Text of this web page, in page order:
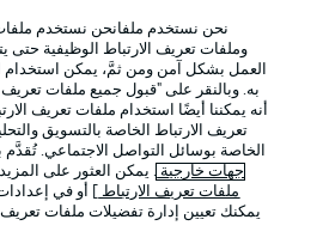
as it's meant to be
نحن نستخدم ملفانحن نستخدم
وملفات تعريف الارتباط الوظيفية حتى
العمل بشكل آمن ومن ثمَّ، يمكن استخدام
به. وبالنقر على "قبول جميع ملفات تعريف
أنه يمكننا أيضًا استخدام ملفات تعريف
تعريف الارتباط الخاصة بالتسويق
الخاصة بوسائل التواصل الاجتماعي.
جهات خارجية . يمكن العثور على
ملفات تعريف الارتباط
] أو في
يمكنك تعيين إدارة تفضيلات ملفات